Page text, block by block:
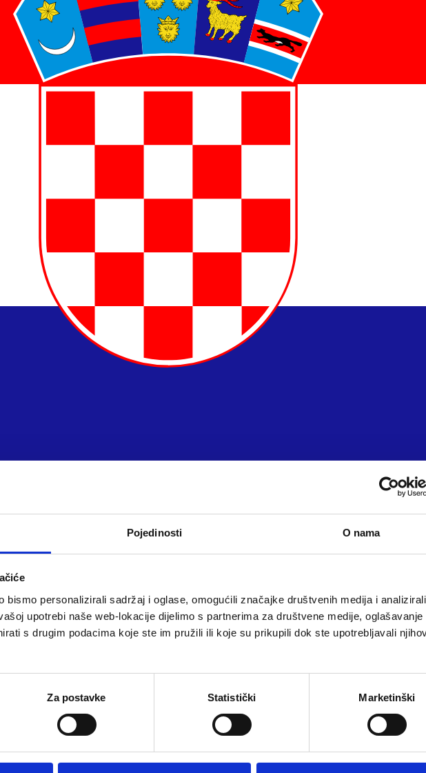
Pojedinosti O nama
bismo personalizirali sadržaj i oglase, omogućili značajke društvenih medija i analizirali
upotrebi naše web-lokacije dijelimo s partnerima za društvene medije, oglašavanje
s drugim podacima koje ste im pružili ili koje su prikupili dok ste upotrebljavali
Za postavke Statistički Marketinški